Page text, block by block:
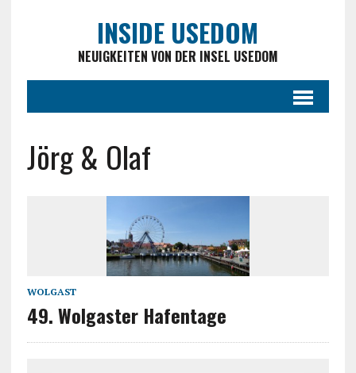
INSIDE USEDOM
NEUIGKEITEN VON DER INSEL USEDOM
Jörg & Olaf
WOLGAST
49. Wolgaster Hafentage